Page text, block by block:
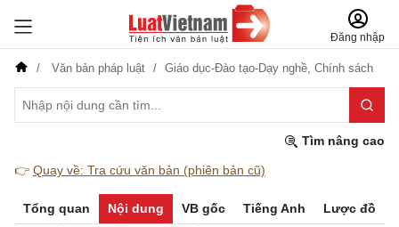
Đăng nhập
Văn bản pháp luật Giáo dục-Đào tạo-Dạy nghề, Chính sách
Tìm nâng cao
👉 Quay về: Tra cứu văn bản (phiên bản cũ)
Tổng quan Nội dung VB gốc Tiếng Anh Lược đồ